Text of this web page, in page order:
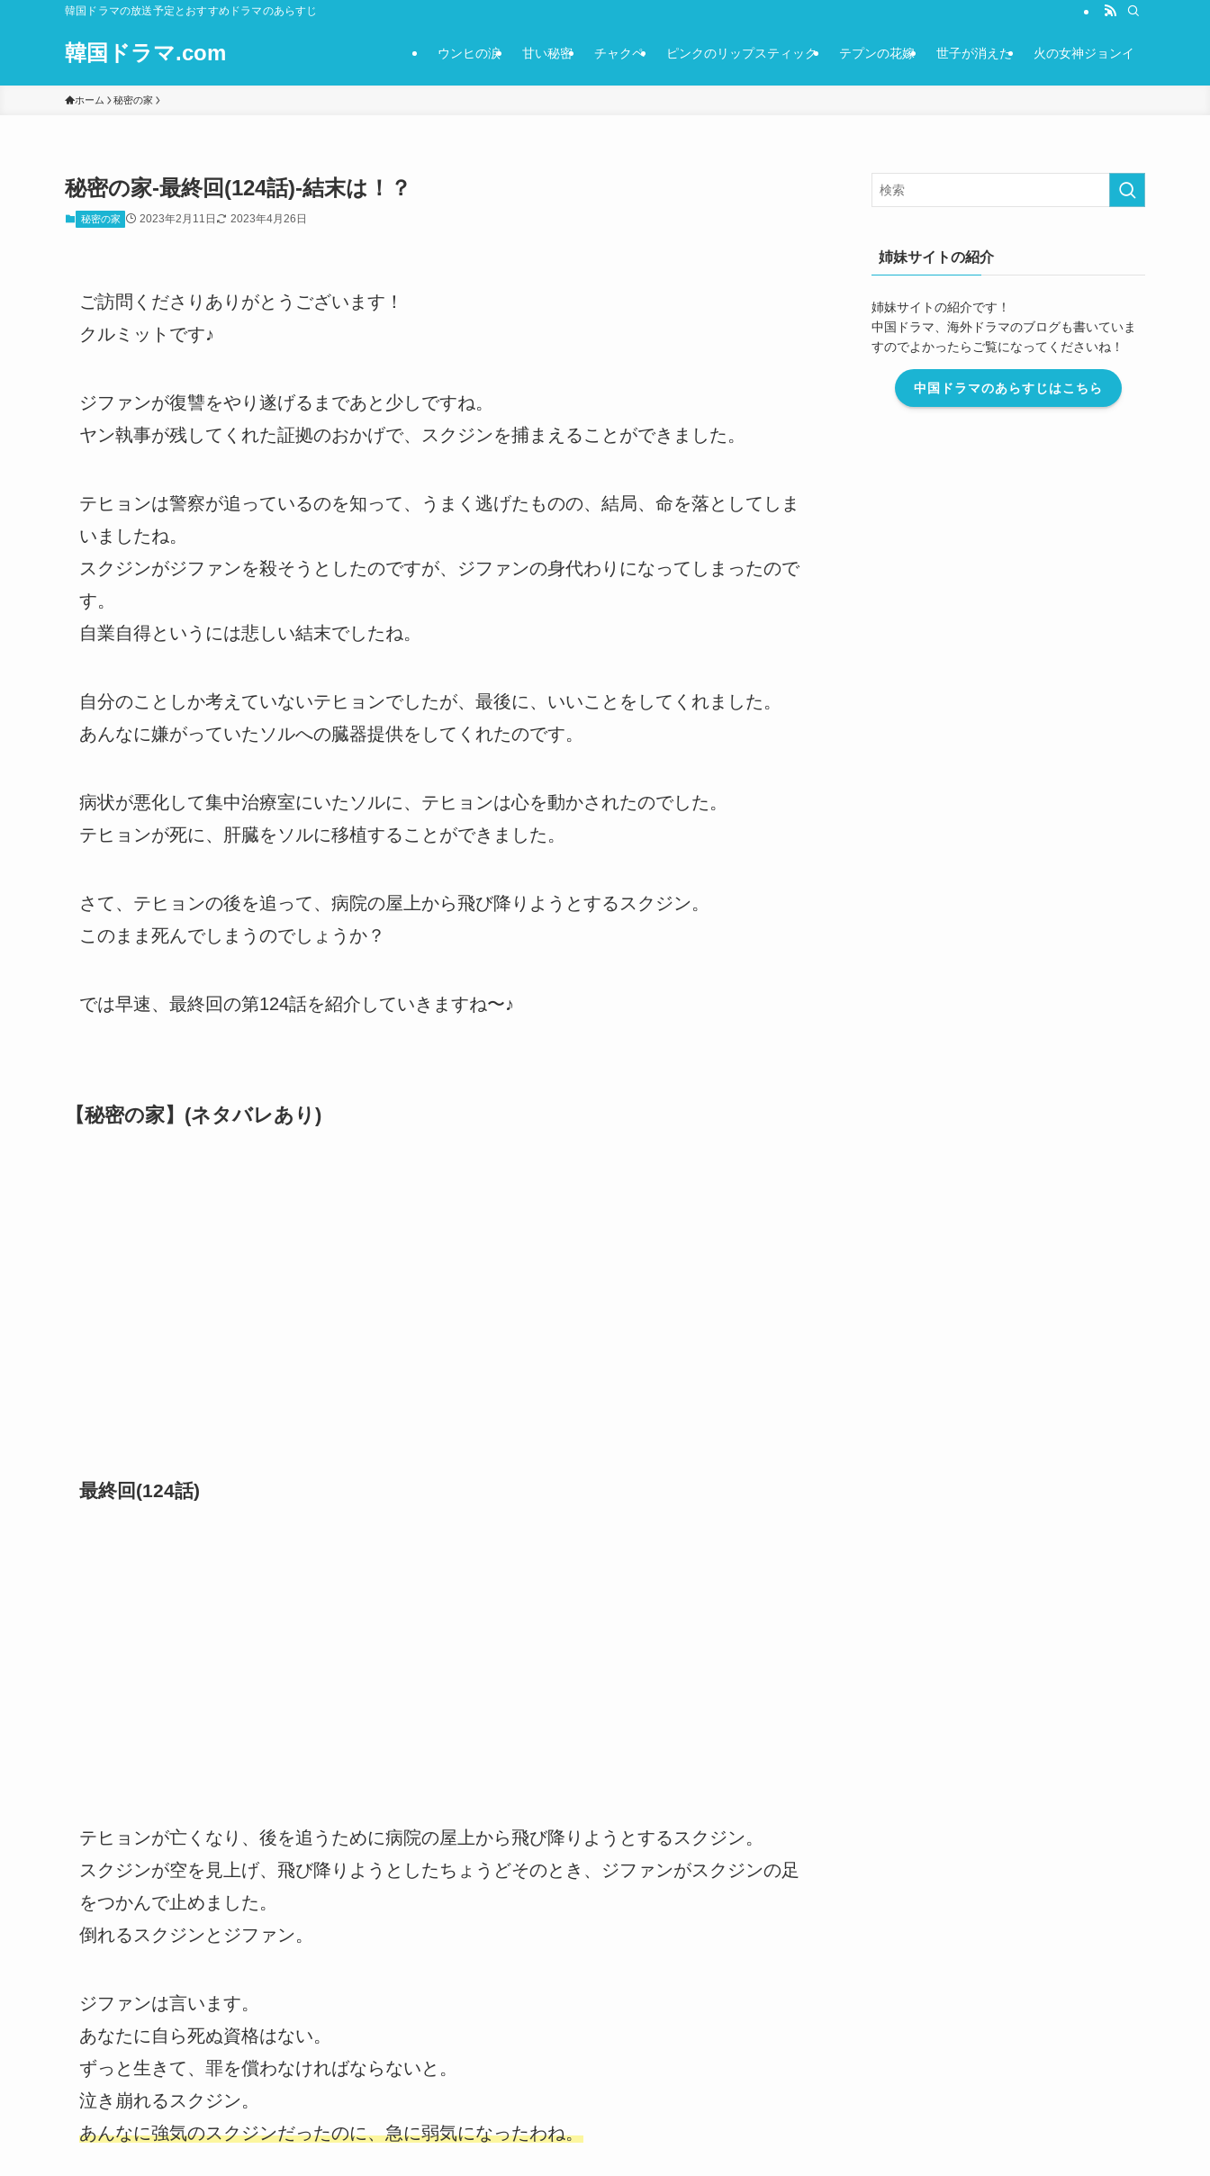
韓国ドラマの放送予定とおすすめドラマのあらすじ
韓国ドラマ.com ウンヒの涙 甘い秘密 チャクペ ピンクのリップスティック テプンの花嫁 世子が消えた 火の女神ジョンイ
ホーム 秘密の家
秘密の家-最終回(124話)-結末は！？
秘密の家 2023年2月11日 2023年4月26日
ご訪問くださりありがとうございます！
クルミットです♪
ジファンが復讐をやり遂げるまであと少しですね。
ヤン執事が残してくれた証拠のおかげで、スクジンを捕まえることができました。
テヒョンは警察が追っているのを知って、うまく逃げたものの、結局、命を落としてしま
いましたね。
スクジンがジファンを殺そうとしたのですが、ジファンの身代わりになってしまったので
す。
自業自得というには悲しい結末でしたね。
自分のことしか考えていないテヒョンでしたが、最後に、いいことをしてくれました。
あんなに嫌がっていたソルへの臓器提供をしてくれたのです。
病状が悪化して集中治療室にいたソルに、テヒョンは心を動かされたのでした。
テヒョンが死に、肝臓をソルに移植することができました。
さて、テヒョンの後を追って、病院の屋上から飛び降りようとするスクジン。
このまま死んでしまうのでしょうか？
では早速、最終回の第124話を紹介していきますね〜♪
【秘密の家】(ネタバレあり)
最終回(124話)
テヒョンが亡くなり、後を追うために病院の屋上から飛び降りようとするスクジン。
スクジンが空を見上げ、飛び降りようとしたちょうどそのとき、ジファンがスクジンの足
をつかんで止めました。
倒れるスクジンとジファン。
ジファンは言います。
あなたに自ら死ぬ資格はない。
ずっと生きて、罪を償わなければならないと。
泣き崩れるスクジン。
あんなに強気のスクジンだったのに、急に弱気になったわね。
姉妹サイトの紹介
姉妹サイトの紹介です！
中国ドラマ、海外ドラマのブログも書いていま
すのでよかったらご覧になってくださいね！
中国ドラマのあらすじはこちら